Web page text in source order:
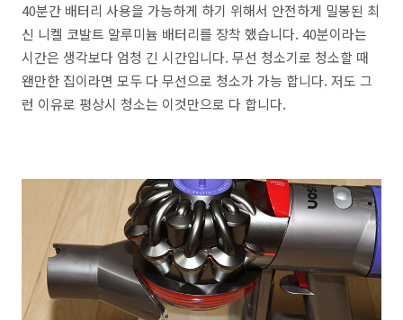
40분간 배터리 사용을 가능하게 하기 위해서 안전하게 밀봉된 최
신 니켈 코발트 알루미늄 배터리를 장착 했습니다. 40분이라는
시간은 생각보다 엄청 긴 시간입니다. 무선 청소기로 청소할 때
왠만한 집이라면 모두 다 무선으로 청소가 가능 합니다. 저도 그
런 이유로 평상시 청소는 이것만으로 다 합니다.